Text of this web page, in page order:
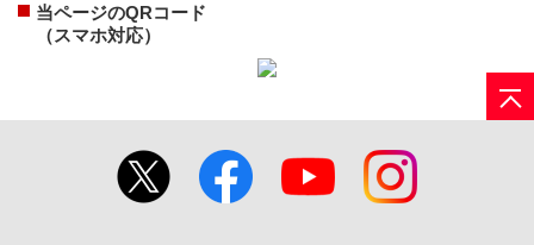
当ページのQRコード
（スマホ対応）